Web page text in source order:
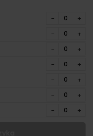
− +
− +
− +
− +
− +
− +
− +